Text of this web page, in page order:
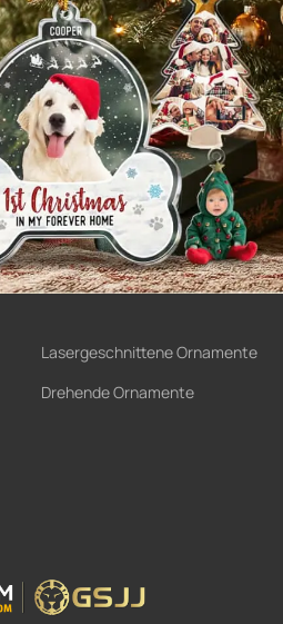
Lasergeschnittene Ornamente
Drehende Ornamente